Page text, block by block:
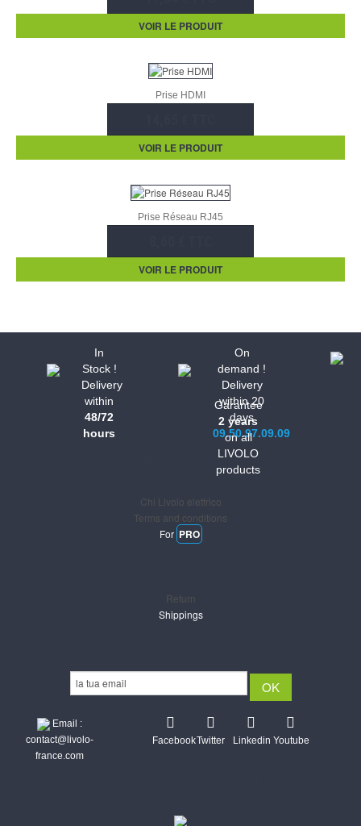
VOIR LE PRODUIT
Prise HDMI
VOIR LE PRODUIT
Prise Réseau RJ45
VOIR LE PRODUIT
In
Stock !
Delivery
within
48/72
hours
On
demand !
Delivery
within 20
days
09.50.97.09.09
Garantee
2 years
on all
LIVOLO
products
Chi Livolo elettrico
Terms and conditions
For PRO
Return
Shippings
Email :
contact@livolo-
france.com
FacebookTwitter Linkedin Youtube